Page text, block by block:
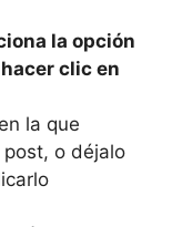
la opción
clic en
la que
o déjalo